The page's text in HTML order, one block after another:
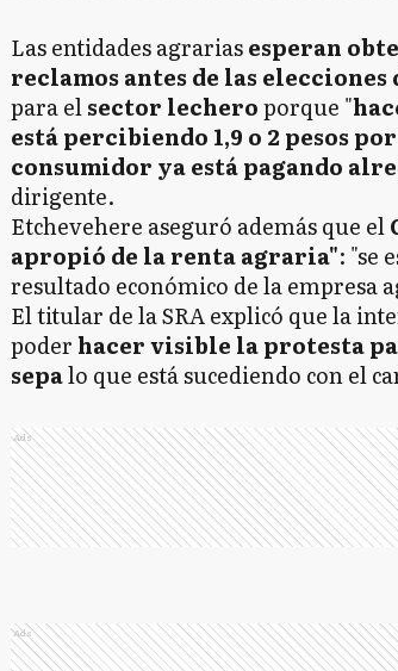
Las entidades agrariasesperan
reclamos antes de las elecciones
para elsector lecheroporque "
está percibiendo 1,9 o 2 pesos
consumidor ya está pagando
dirigente.
Etchevehere aseguró además que el
apropió de la renta agraria": "se
resultado económico de la empresa
El titular de la SRA explicó que la
poder hacer visible la protesta
sepalo que está sucediendo con el
Ads
Ads